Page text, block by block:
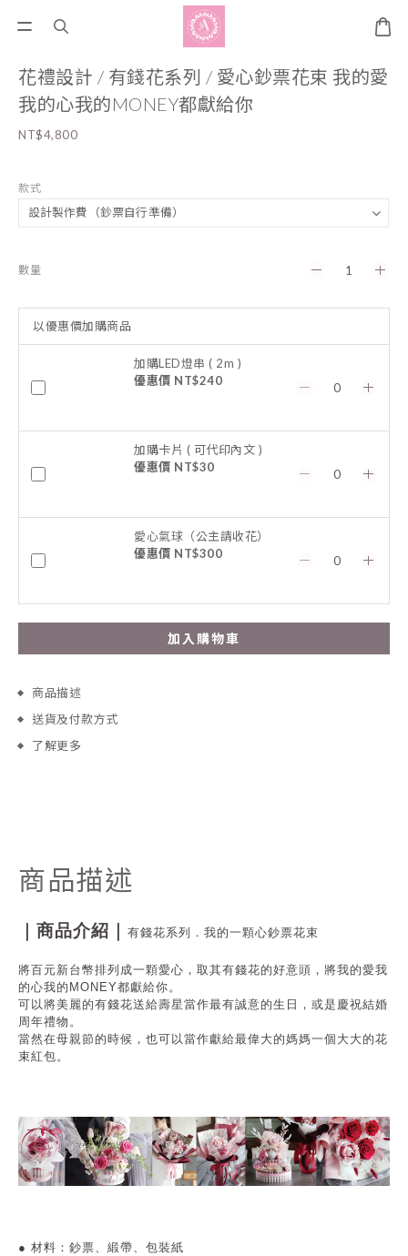
花禮設計 / 有錢花系列 / 愛心鈔票花束 我的愛
我的心我的MONEY都獻給你
NT$4,800
款式
數量
以優惠價加購商品
加購LED燈串 ( 2m )
優惠價 NT$240
加購卡片 ( 可代印內文 )
優惠價 NT$30
愛心氣球（公主請收花）
優惠價 NT$300
加入購物車
商品描述
送貨及付款方式
了解更多
商品描述
｜商品介紹｜ 有錢花系列．我的一顆心鈔票花束
將百元新台幣排列成一顆愛心，取其有錢花的好意頭，將我的愛我
的心我的MONEY都獻給你。
可以將美麗的有錢花送給壽星當作最有誠意的生日， 或是慶祝結婚
周年禮物。
當然在母親節的時候，也可以當作獻給最偉大的媽媽一個大大的花
束紅包。
● 材料：鈔票、緞帶、包裝紙